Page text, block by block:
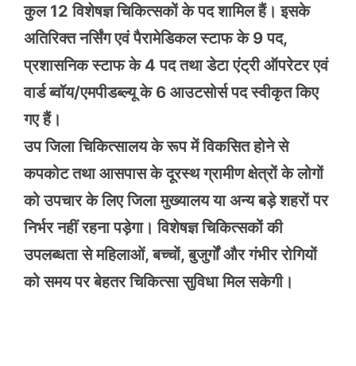
कुल 12 विशेषज्ञ चिकित्सकों के पद शामिल हैं। इसके
अतिरिक्त नर्सिंग एवं पैरामेडिकल स्टाफ के 9 पद,
प्रशासनिक स्टाफ के 4 पद तथा डेटा एंट्री ऑपरेटर एवं
वार्ड ब्वॉय/एमपीडब्ल्यू के 6 आउटसोर्स पद स्वीकृत किए
गए हैं।
उप जिला चिकित्सालय के रूप में विकसित होने से
कपकोट तथा आसपास के दूरस्थ ग्रामीण क्षेत्रों के लोगों
को उपचार के लिए जिला मुख्यालय या अन्य बड़े शहरों पर
निर्भर नहीं रहना पड़ेगा। विशेषज्ञ चिकित्सकों की
उपलब्धता से महिलाओं, बच्चों, बुजुर्गों और गंभीर रोगियों
को समय पर बेहतर चिकित्सा सुविधा मिल सकेगी।